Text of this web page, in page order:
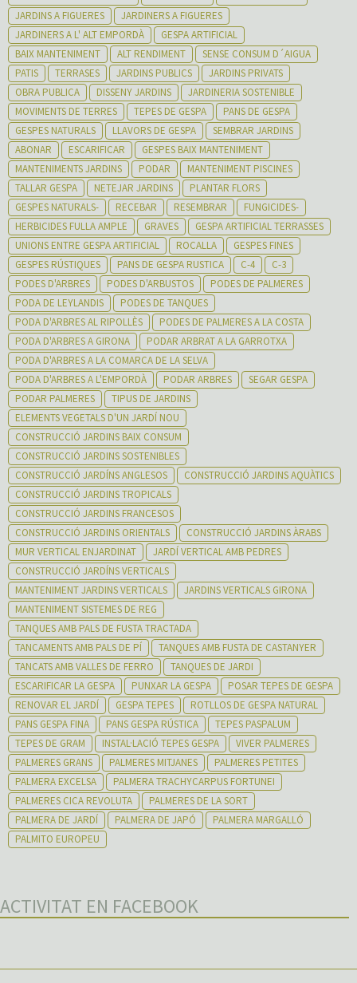
JARDINS A FIGUERES
JARDINERS A FIGUERES
JARDINERS A L' ALT EMPORDÀ
GESPA ARTIFICIAL
BAIX MANTENIMENT
ALT RENDIMENT
SENSE CONSUM D´AIGUA
PATIS
TERRASES JARDINS PUBLICS
JARDINS PRIVATS
OBRA PUBLICA
DISSENY JARDINS
JARDINERIA SOSTENIBLE
MOVIMENTS DE TERRES
TEPES DE GESPA
PANS DE GESPA
GESPES NATURALS
LLAVORS DE GESPA
SEMBRAR JARDINS
ABONAR
ESCARIFICAR
GESPES BAIX MANTENIMENT
MANTENIMENTS JARDINS
PODAR
MANTENIMENT PISCINES
TALLAR GESPA
NETEJAR JARDINS
PLANTAR FLORS
GESPES NATURALS-
RECEBAR RESEMBRAR
FUNGICIDES-
HERBICIDES FULLA AMPLE
GRAVES
GESPA ARTIFICIAL TERRASSES
UNIONS ENTRE GESPA ARTIFICIAL
ROCALLA
GESPES FINES
GESPES RÚSTIQUES
PANS DE GESPA RUSTICA C-4
C-3
PODES D'ARBRES
PODES D'ARBUSTOS
PODES DE PALMERES
PODA DE LEYLANDIS
PODES DE TANQUES
PODA D'ARBRES AL RIPOLLÈS
PODES DE PALMERES A LA COSTA
PODA D'ARBRES A GIRONA
PODAR ARBRAT A LA GARROTXA
PODA D'ARBRES A LA COMARCA DE LA SELVA
PODA D'ARBRES A L'EMPORDÀ
PODAR ARBRES
SEGAR GESPA
PODAR PALMERES
TIPUS DE JARDINS
ELEMENTS VEGETALS D'UN JARDÍ NOU
CONSTRUCCIÓ JARDINS BAIX CONSUM
CONSTRUCCIÓ JARDINS SOSTENIBLES
CONSTRUCCIÓ JARDÍNS ANGLESOS
CONSTRUCCIÓ JARDINS AQUÀTICS
CONSTRUCCIÓ JARDINS TROPICALS
CONSTRUCCIÓ JARDINS FRANCESOS
CONSTRUCCIÓ JARDINS ORIENTALS
CONSTRUCCIÓ JARDINS ÀRABS
MUR VERTICAL ENJARDINAT
JARDÍ VERTICAL AMB PEDRES
CONSTRUCCIÓ JARDÍNS VERTICALS
MANTENIMENT JARDINS VERTICALS
JARDINS VERTICALS GIRONA
MANTENIMENT SISTEMES DE REG
TANQUES AMB PALS DE FUSTA TRACTADA
TANCAMENTS AMB PALS DE PÍ
TANQUES AMB FUSTA DE CASTANYER
TANCATS AMB VALLES DE FERRO
TANQUES DE JARDI
ESCARIFICAR LA GESPA
PUNXAR LA GESPA
POSAR TEPES DE GESPA
RENOVAR EL JARDÍ
GESPA TEPES
ROTLLOS DE GESPA NATURAL
PANS GESPA FINA
PANS GESPA RÚSTICA
TEPES PASPALUM
TEPES DE GRAM
INSTAL·LACIÓ TEPES GESPA
VIVER PALMERES
PALMERES GRANS
PALMERES MITJANES
PALMERES PETITES
PALMERA EXCELSA
PALMERA TRACHYCARPUS FORTUNEI
PALMERES CICA REVOLUTA
PALMERES DE LA SORT
PALMERA DE JARDÍ
PALMERA DE JAPÓ
PALMERA MARGALLÓ
PALMITO EUROPEU
ACTIVITAT EN FACEBOOK